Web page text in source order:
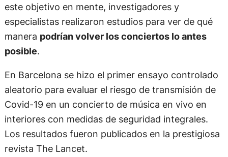
este objetivo en mente, investigadores y
especialistas realizaron estudios para ver de qué
manera podrían volver los conciertos lo antes
posible.
En Barcelona se hizo el primer ensayo controlado
aleatorio para evaluar el riesgo de transmisión de
Covid-19 en un concierto de música en vivo en
interiores con medidas de seguridad integrales.
Los resultados fueron publicados en la prestigiosa
revista The Lancet.